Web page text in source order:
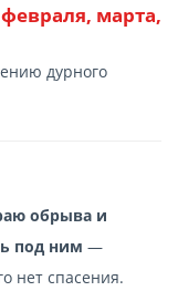
марта,
дурного
обрыва и
под ним —
нет спасения.